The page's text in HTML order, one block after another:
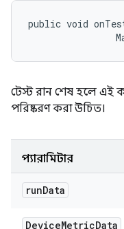
public void
টেস্ট রান শেষ হলে
পরিষ্করণ করা উচিত।
প্যারামিটার
runData
DeviceMetricData